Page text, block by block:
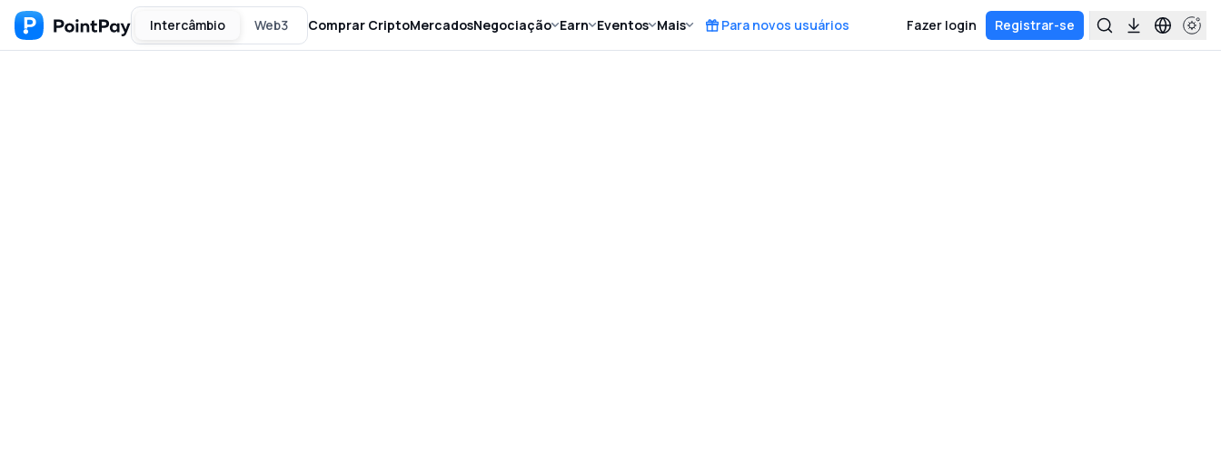
Intercâmbio Web3 Comprar CriptoMercadosNegociação Earn Eventos Mais Para novos usuários Fazer login Registrar-se